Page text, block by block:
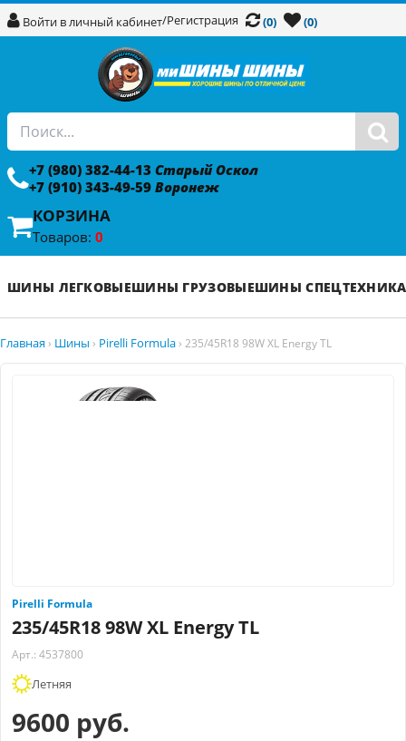
Войти в личный кабинет/Регистрация (0) (0)
+7 (980) 382-44-13 Старый Оскол
+7 (910) 343-49-59 Воронеж
КОРЗИНА
Товаров: 0
ШИНЫ ЛЕГКОВЫЕШИНЫ ГРУЗОВЫЕШИНЫ СПЕЦТЕХНИКА
Главная › Шины › Pirelli Formula › 235/45R18 98W XL Energy TL
Pirelli Formula
235/45R18 98W XL Energy TL
Арт.: 4537800
Летняя
9600 руб.